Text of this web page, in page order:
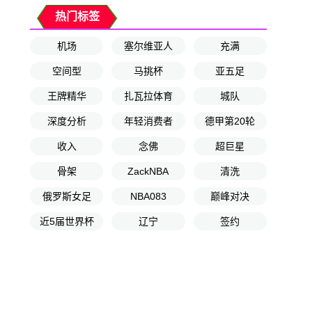
热门标签
机场 塞尔维亚人 充满
空间型 马挑杯 亚五足
王牌精华 扎瓦拉体育 城队
深度分析 年轻消费者 德甲第20轮
收入 念佛 超巨星
骨架 ZackNBA 清洗
俄罗斯女足 NBA083 巅峰对决
近5届世界杯 辽宁 签约